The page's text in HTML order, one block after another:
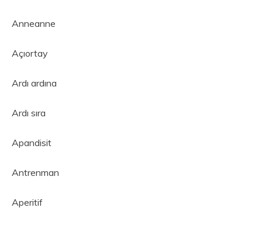
Anneanne
Açıortay
Ardı ardına
Ardı sıra
Apandisit
Antrenman
Aperitif